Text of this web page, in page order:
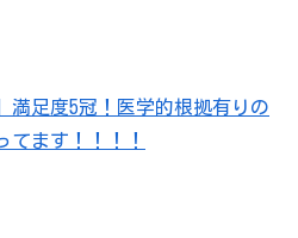
満足度5冠！医学的根拠有りの
ます！！！！